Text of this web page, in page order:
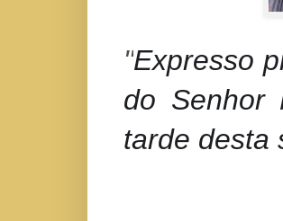
"Expresso
do Senhor
tarde desta